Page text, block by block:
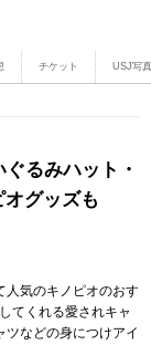
チケット USJ写
るみハット・
グッズも
人気のキノピオのおす
てくれる愛されキャ
ツなどの身につけアイ